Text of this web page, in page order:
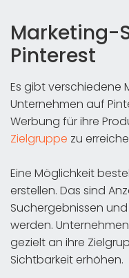
Marketing-
Pinterest
Es gibt verschiedene
Unternehmen auf
Werbung für ihre
Zielgruppe zu
Eine Möglichkeit
erstellen. Das sind
Suchergebnissen
werden.
gezielt an ihre
Sichtbarkeit erhöhen.